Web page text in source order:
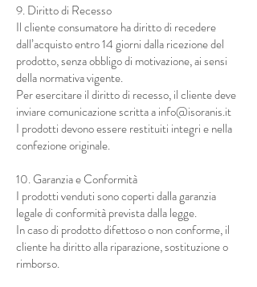
9. Diritto di Recesso
Il cliente consumatore ha diritto di recedere
dall’acquisto entro 14 giorni dalla ricezione del
prodotto, senza obbligo di motivazione, ai sensi
della normativa vigente.
Per esercitare il diritto di recesso, il cliente deve
inviare comunicazione scritta ainfo@isoranis.it
I prodotti devono essere restituiti integri e nella
confezione originale.
10. Garanzia e Conformità
I prodotti venduti sono coperti dalla garanzia
legale di conformità prevista dalla legge.
In caso di prodotto difettoso o non conforme, il
cliente ha diritto alla riparazione, sostituzione o
rimborso.